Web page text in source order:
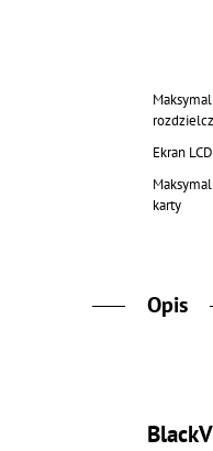
Ekran LCD
karty
Opis